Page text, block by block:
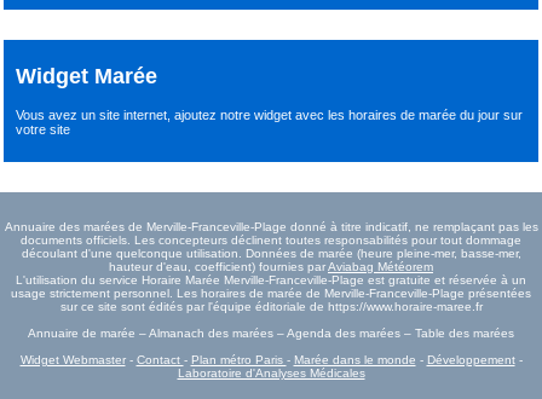
Widget Marée
Vous avez un site internet,ajoutez notre widget avec les horaires de marée du joursur
votre site
Annuaire des marées de Merville-Franceville-Plage donné à titre indicatif, ne remplaçant pas les
documents officiels. Les concepteurs déclinent toutes responsabilités pour tout dommage
découlant d'une quelconque utilisation. Données de marée (heure pleine-mer, basse-mer,
hauteur d'eau, coefficient) fournies parAviabag Météorem
L'utilisation du service Horaire Marée Merville-Franceville-Plage est gratuite et réservée à un
usage strictement personnel. Les horaires de marée de Merville-Franceville-Plage présentées
sur ce site sont édités par l'équipe éditoriale de https://www.horaire-maree.fr
Annuaire de marée – Almanach des marées – Agenda des marées – Table des marées
Widget Webmaster- Contact - Plan métro Paris - Marée dans le monde - Développement-
Laboratoire d'Analyses Médicales